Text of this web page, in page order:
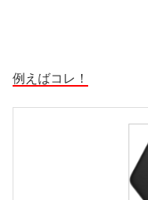
例えばコレ！